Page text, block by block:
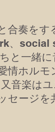
合奏をす
、
と一緒
情ホルモ
音楽は
セージ